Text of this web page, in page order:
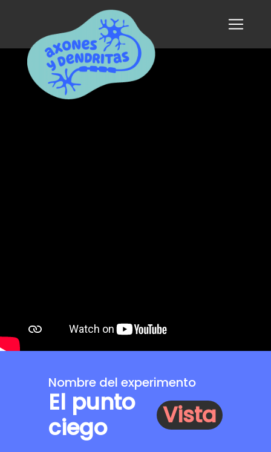
Nombre del experimento
El punto
ciego
Vista